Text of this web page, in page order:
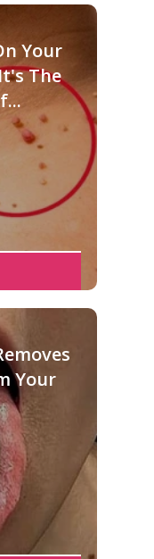
Your
The
Your